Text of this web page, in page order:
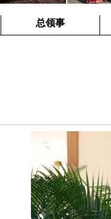
总领事